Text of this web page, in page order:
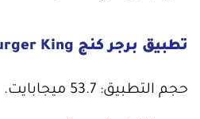
تطبيق برجر كنج Burger King للايفون:
حجم التطبيق: 53.7 ميجابايت.